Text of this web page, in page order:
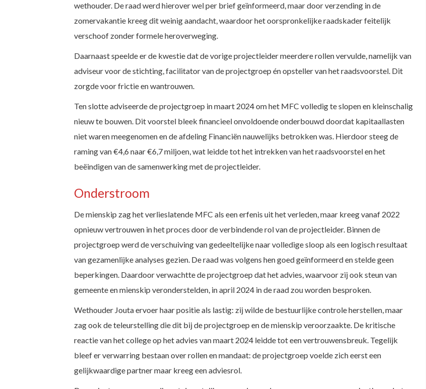
wethouder. De raad werd hierover wel per brief geïnformeerd, maar door verzending in de
zomervakantie kreeg dit weinig aandacht, waardoor het oorspronkelijke raadskader feitelijk
verschoof zonder formele heroverweging.
Daarnaast speelde er de kwestie dat de vorige projectleider meerdere rollen vervulde, namelijk van
adviseur voor de stichting, facilitator van de projectgroep én opsteller van het raadsvoorstel. Dit
zorgde voor frictie en wantrouwen.
Ten slotte adviseerde de projectgroep in maart 2024 om het MFC volledig te slopen en kleinschalig
nieuw te bouwen. Dit voorstel bleek financieel onvoldoende onderbouwd doordat kapitaallasten
niet waren meegenomen en de afdeling Financiën nauwelijks betrokken was. Hierdoor steeg de
raming van €4,6 naar €6,7 miljoen, wat leidde tot het intrekken van het raadsvoorstel en het
beëindigen van de samenwerking met de projectleider.
Onderstroom
De mienskip zag het verlieslatende MFC als een erfenis uit het verleden, maar kreeg vanaf 2022
opnieuw vertrouwen in het proces door de verbindende rol van de projectleider. Binnen de
projectgroep werd de verschuiving van gedeeltelijke naar volledige sloop als een logisch resultaat
van gezamenlijke analyses gezien. De raad was volgens hen goed geïnformeerd en stelde geen
beperkingen. Daardoor verwachtte de projectgroep dat het advies, waarvoor zij ook steun van
gemeente en mienskip veronderstelden, in april 2024 in de raad zou worden besproken.
Wethouder Jouta ervoer haar positie als lastig: zij wilde de bestuurlijke controle herstellen, maar
zag ook de teleurstelling die dit bij de projectgroep en de mienskip veroorzaakte. De kritische
reactie van het college op het advies van maart 2024 leidde tot een vertrouwensbreuk. Tegelijk
bleef er verwarring bestaan over rollen en mandaat: de projectgroep voelde zich eerst een
gelijkwaardige partner maar kreeg een adviesrol.